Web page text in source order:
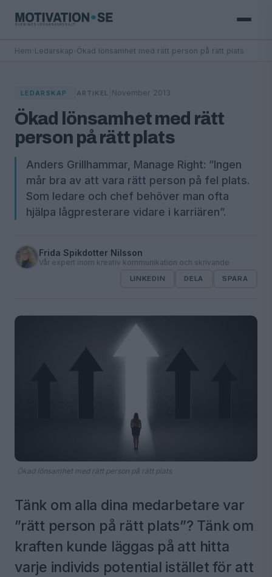
Hem Ledarskap Ökad lönsamhet med rätt person på rätt plats
LEDARSKAP ARTIKEL November 2013
Ökad lönsamhet med rätt
person på rätt plats
Anders Grillhammar, Manage Right: ”Ingen
mår bra av att vara rätt person på fel plats.
Som ledare och chef behöver man ofta
hjälpa lågpresterare vidare i karriären”.
Frida Spikdotter Nilsson
Vår expert inom kreativ kommunikation och skrivande
LINKEDIN DELA SPARA
Ökad lönsamhet med rätt person på rätt plats
Tänk om alla dina medarbetare var
”rätt person på rätt plats”? Tänk om
kraften kunde läggas på att hitta
varje individs potential istället för att